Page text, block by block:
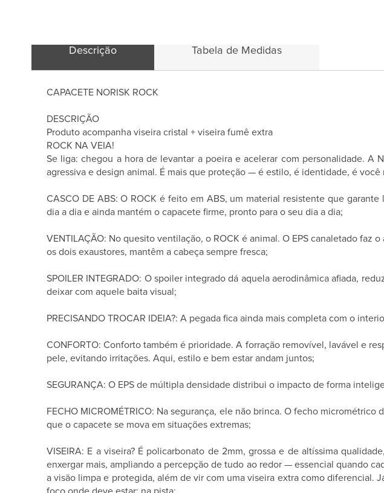
Descrição Tabela de Medidas
CAPACETE NORISK ROCK
DESCRIÇÃO
Produto acompanha viseira cristal + viseira fumê extra
ROCK NA VEIA!
Se liga: chegou a hora de levantar a poeira e acelerar com personalidade. A
agressiva e design animal. É mais que proteção — é estilo, é identidade, é
CASCO DE ABS: O ROCK é feito em ABS, um material resistente que
dia a dia e ainda mantém o capacete firme, pronto para o seu dia a dia;
VENTILAÇÃO: No quesito ventilação, o ROCK é animal. O EPS canaletado
os dois exaustores, mantêm a cabeça sempre fresca;
SPOILER INTEGRADO: O spoiler integrado dá aquela aerodinâmica afiada,
deixar com aquele baita visual;
PRECISANDO TROCAR IDEIA?: A pegada fica ainda mais completa com o
CONFORTO: Conforto também é prioridade. A forração removível, lavável e
pele, evitando irritações. Aqui, estilo e bem estar andam juntos;
SEGURANÇA: O EPS de múltipla densidade distribui o impacto de forma
FECHO MICROMÉTRICO: Na segurança, ele não brinca. O fecho
que o capacete se mova em situações extremas;
VISEIRA: E a viseira? É policarbonato de 2mm, grossa e de altíssima
enxergar mais, ampliando a percepção de tudo ao redor — essencial quando
a visão limpa e protegida, além de vir com uma viseira extra como diferencial.